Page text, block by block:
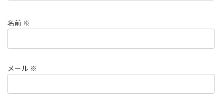
名前 ※
メール ※